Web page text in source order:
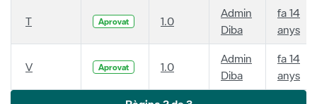
T Aprovat 1.0
Admin
Diba
fa 14
anys
V Aprovat 1.0
Admin
Diba
fa 14
anys